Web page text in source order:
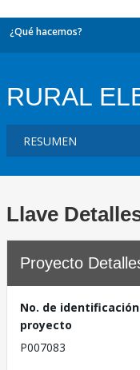
¿Qué hacemos?
RURAL
Llave
Proyecto
No. de
proyecto
P007083